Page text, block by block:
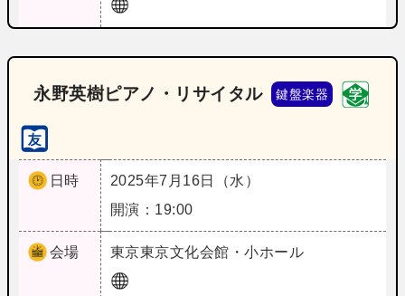
永野英樹ピアノ・リサイタル 鍵盤楽器
日時
2025年7月16日（水）
開演：19:00
会場 東京東京文化会館・小ホール